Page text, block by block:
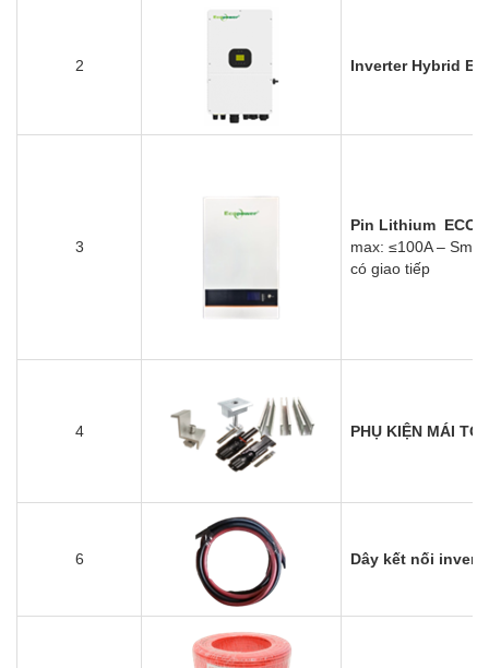
2 Inverter Hybrid
3
Pin Lithium
max: ≤100A–
có giao tiếp
4 PHỤ KIỆN MÁI
6 Dây kết nối